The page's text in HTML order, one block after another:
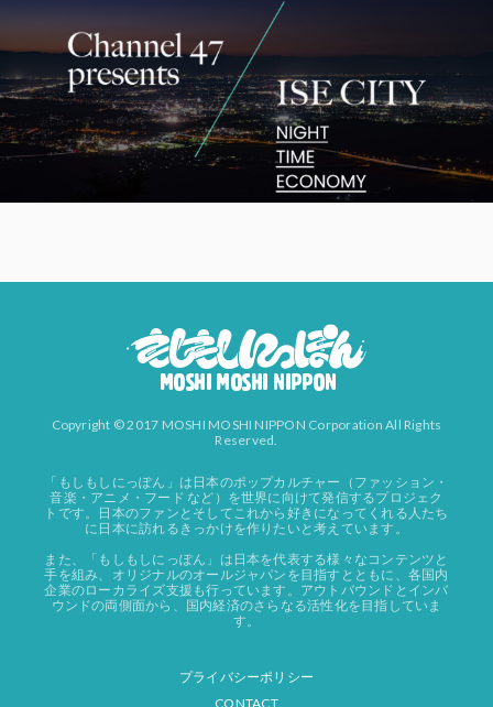
Copyright © 2017 MOSHI MOSHI NIPPON Corporation All Rights
Reserved.
「もしもしにっぽん」は日本のポップカルチャー（ファッション・
音楽・アニメ・フード など）を世界に向けて発信するプロジェク
トです。日本のファンとそしてこれから好きになってくれる人たち
に日本に訪れるきっかけを作りたいと考えています。
また、「もしもしにっぽん」は日本を代表する様々なコンテンツと
手を組み、オリジナルのオールジャパンを目指すとともに、各国内
企業のローカライズ支援も行っています。アウトバウンドとインバ
ウンドの両側面から、国内経済のさらなる活性化を目指していま
す。
プライバシーポリシー
CONTACT